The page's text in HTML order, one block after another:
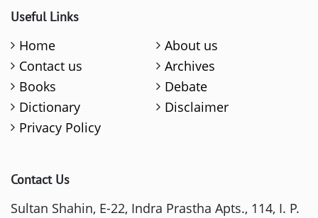
Useful Links
Home
About us
Contact us
Archives
Books
Debate
Dictionary
Disclaimer
Privacy Policy
Contact Us
Sultan Shahin, E-22, Indra Prastha Apts., 114, I. P.